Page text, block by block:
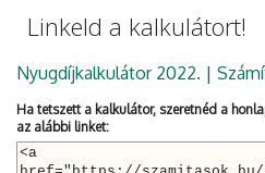
Linkeld a kalkulátort!
Nyugdíjkalkulátor 2022. |
Ha tetszett a kalkulátor, szeretnéd a
az alábbi linket: